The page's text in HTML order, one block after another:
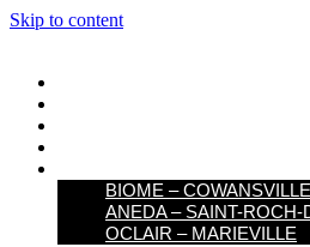
Skip to content
BIOME – COWANSVILLE​
ANEDA – SAINT-ROCH-
OCLAIR – MARIEVILLE